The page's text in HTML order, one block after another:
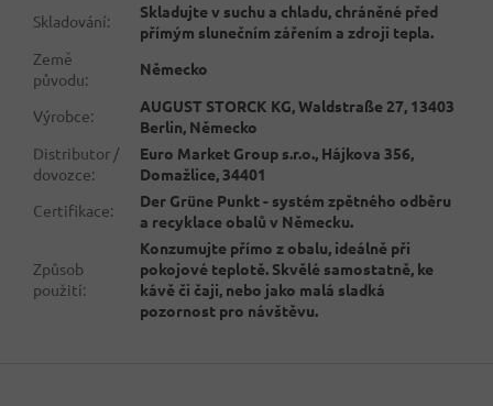
Skladování:
Skladujte v suchu a chladu, chráněné před
přímým slunečním zářením a zdroji tepla.
Země
původu:
Německo
Výrobce:
AUGUST STORCK KG, Waldstraße 27, 13403
Berlin, Německo
Distributor /
dovozce:
Euro Market Group s.r.o., Hájkova 356,
Domažlice, 34401
Certifikace:
Der Grüne Punkt - systém zpětného odběru
a recyklace obalů v Německu.
Způsob
použití:
Konzumujte přímo z obalu, ideálně při
pokojové teplotě. Skvělé samostatně, ke
kávě či čaji, nebo jako malá sladká
pozornost pro návštěvu.